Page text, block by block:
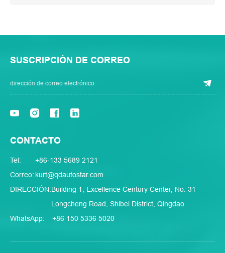
SUSCRIPCIÓN DE CORREO
CONTACTO
Tel:
+86-133 5689 2121
Correo: kurt@qdautostar.com
DIRECCIÓN:Building 1, Excellence Century Center, No. 31
Longcheng Road, Shibei District, Qingdao
WhatsApp:
+86 150 5336 5020